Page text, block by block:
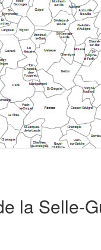
la Selle-